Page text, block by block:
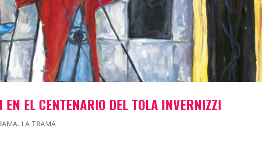
EN EL CENTENARIO DEL TOLA INVERNIZZI
, LA TRAMA